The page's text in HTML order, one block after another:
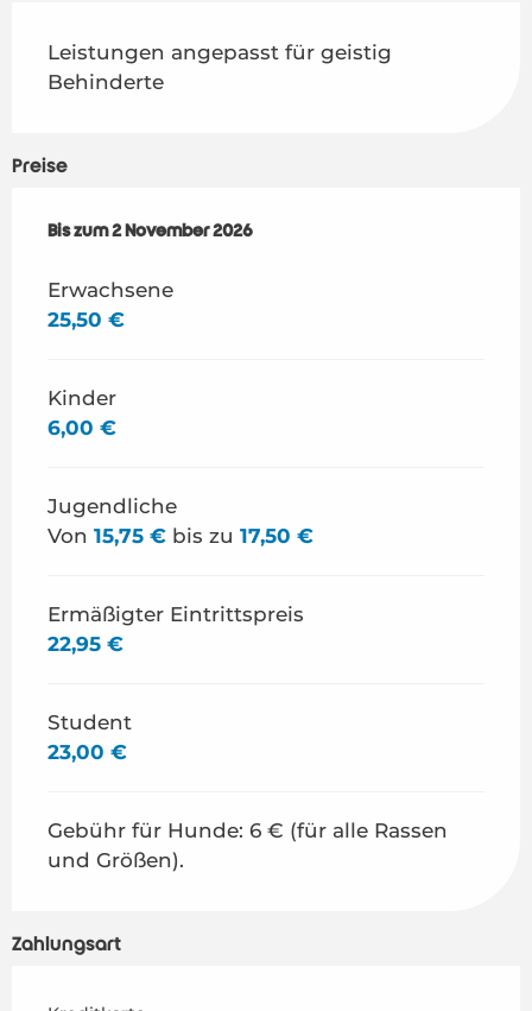
Leistungen angepasst für geistig
Behinderte
Preise
ab4 April 2026bis zum2 November 2026
Bis zum2 November 2026
Erwachsene
25,50 €
Kinder
6,00 €
Jugendliche
Von 15,75 € bis zu 17,50 €
Ermäßigter Eintrittspreis
22,95 €
Student
23,00 €
Gebühr für Hunde: 6 € (für alle Rassen
und Größen).
Zahlungsart